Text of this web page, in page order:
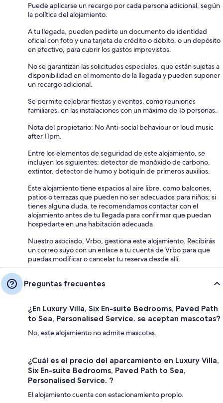
Puede aplicarse un recargo por cada persona adicional, según
la política del alojamiento.
A tu llegada, pueden pedirte un documento de identidad
oficial con foto y una tarjeta de crédito o débito, o un depósito
en efectivo, para cubrir los gastos imprevistos.
No se garantizan las solicitudes especiales, que están sujetas a
disponibilidad en el momento de la llegada y pueden suponer
un recargo adicional.
Se permite celebrar fiestas y eventos, como reuniones
familiares, en las instalaciones con un máximo de 15 personas.
Nota del propietario: No Anti-social behaviour or loud music
after 11pm.
Entre los elementos de seguridad de este alojamiento, se
incluyen los siguientes: detector de monóxido de carbono,
extintor, detector de humo y botiquín de primeros auxilios.
Este alojamiento tiene espacios al aire libre, como balcones,
patios o terrazas que pueden no ser adecuados para niños; si
tienes alguna duda, te recomendamos contactar con el
alojamiento antes de tu llegada para confirmar que puedan
hospedarte en una habitación adecuada
Nuestro asociado, Vrbo, gestiona este alojamiento. Recibirás
un correo suyo con un enlace a tu cuenta de Vrbo para que
puedas modificar o cancelar tu reserva desde allí.
Preguntas frecuentes
¿En Luxury Villa, Six En-suite Bedrooms, Paved Path
to Sea, Personalised Service. se aceptan mascotas?
No, este alojamiento no admite mascotas.
¿Cuál es el precio del aparcamiento en Luxury Villa,
Six En-suite Bedrooms, Paved Path to Sea,
Personalised Service. ?
El alojamiento cuenta con estacionamiento propio.